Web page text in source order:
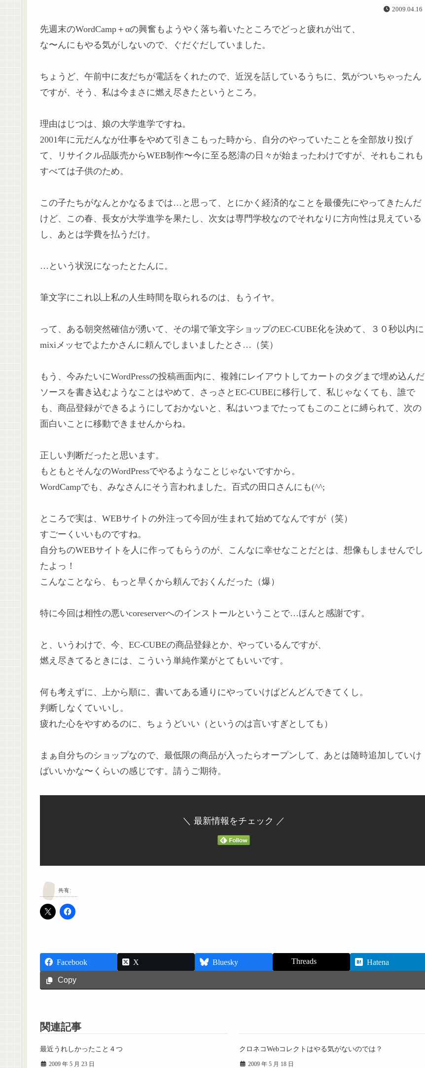
2009.04.16
先週末のWordCamp＋αの興奮もようやく落ち着いたところでどっと疲れが出て、
な〜んにもやる気がしないので、ぐだぐだしていました。
ちょうど、午前中に友だちが電話をくれたので、近況を話しているうちに、気がついちゃったん
ですが、そう、私は今まさに燃え尽きたというところ。
理由はじつは、娘の大学進学ですね。
2001年に元だんなが仕事をやめて引きこもった時から、自分のやっていたことを全部放り投げ
て、リサイクル品販売からWEB制作〜今に至る怒濤の日々が始まったわけですが、それもこれも
すべては子供のため。
この子たちがなんとかなるまでは…と思って、とにかく経済的なことを最優先にやってきたんだ
けど、この春、長女が大学進学を果たし、次女は専門学校なのでそれなりに方向性は見えている
し、あとは学費を払うだけ。
…という状況になったとたんに。
筆文字にこれ以上私の人生時間を取られるのは、もうイヤ。
って、ある朝突然確信が湧いて、その場で筆文字ショップのEC-CUBE化を決めて、３０秒以内に
mixiメッセでよたかさんに頼んでしまいましたとさ…（笑）
もう、今みたいにWordPressの投稿画面内に、複雑にレイアウトしてカートのタグまで埋め込んだ
ソースを書き込むようなことはやめて、さっさとEC-CUBEに移行して、私じゃなくても、誰で
も、商品登録ができるようにしておかないと、私はいつまでたってもこのことに縛られて、次の
面白いことに移動できませんからね。
正しい判断だったと思います。
もともとそんなのWordPressでやるようなことじゃないですから。
WordCampでも、みなさんにそう言われました。百式の田口さんにも(^^;
ところで実は、WEBサイトの外注って今回が生まれて始めてなんですが（笑）
すごーくいいものですね。
自分ちのWEBサイトを人に作ってもらうのが、こんなに幸せなことだとは、想像もしませんでし
たよっ！
こんなことなら、もっと早くから頼んでおくんだった（爆）
特に今回は相性の悪いcoreserverへのインストールということで…ほんと感謝です。
と、いうわけで、今、EC-CUBEの商品登録とか、やっているんですが、
燃え尽きてるときには、こういう単純作業がとてもいいです。
何も考えずに、上から順に、書いてある通りにやっていけばどんどんできてくし。
判断しなくていいし。
疲れた心をやすめるのに、ちょうどいい（というのは言いすぎとしても）
まぁ自分ちのショップなので、最低限の商品が入ったらオープンして、あとは随時追加していけ
ばいいかな〜くらいの感じです。請うご期待。
＼ 最新情報をチェック ／
共有:
Facebook X Bluesky Threads
Hatena
Copy
関連記事
最近うれしかったこと４つ
2009 年 5 月 23 日
クロネコWebコレクトはやる気がないのでは？
2009 年 5 月 18 日